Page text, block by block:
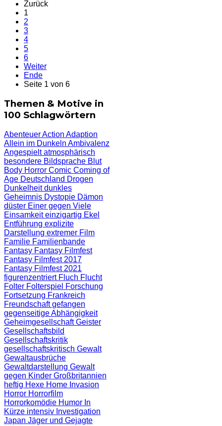
Zurück
1
2
3
4
5
6
Weiter
Ende
Seite 1 von 6
Themen & Motive in
100 Schlagwörtern
AbenteuerAction Adaption
Allein im Dunkeln Ambivalenz
Angespieltatmosphärisch
besondere Bildsprache Blut
Body Horror Comic Coming of
Age Deutschland Drogen
Dunkelheitdunkles
Geheimnis Dystopie Dämon
düster Einer gegen Viele
Einsamkeiteinzigartig Ekel
Entführung explizite
Darstellung extremer Film
Familie Familienbande
Fantasy Fantasy Filmfest
Fantasy Filmfest 2017
Fantasy Filmfest 2021
figurenzentriert Fluch Flucht
Folter Folterspiel Forschung
Fortsetzung Frankreich
Freundschaftgefangen
gegenseitige Abhängigkeit
GeheimgesellschaftGeister
Gesellschaftsbild
Gesellschaftskritik
gesellschaftskritisch Gewalt
Gewaltausbrüche
Gewaltdarstellung Gewalt
gegen Kinder Großbritannien
heftig Hexe Home Invasion
Horror Horrorfilm
Horrorkomödie Humor In
Kürze intensiv Investigation
Japan Jäger und Gejagte